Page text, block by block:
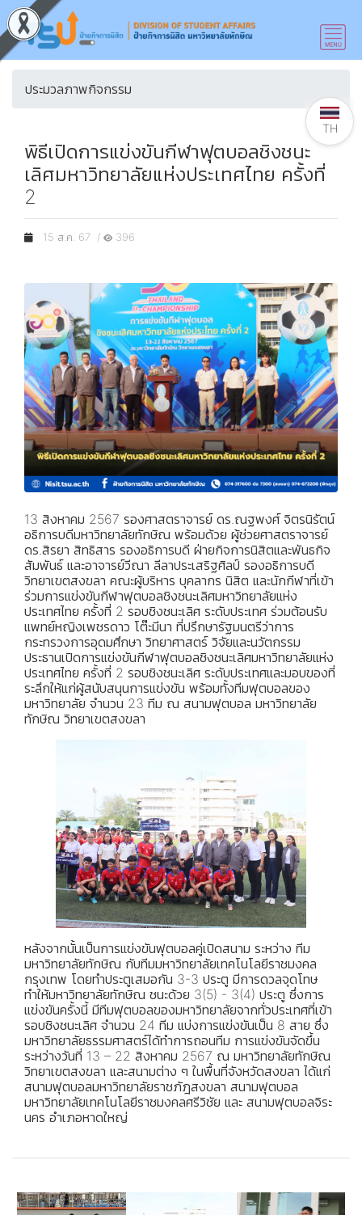
ประมวลภาพกิจกรรม
พิธีเปิดการแข่งขันกีฬาฟุตบอลชิงชนะ
เลิศมหาวิทยาลัยแห่งประเทศไทย ครั้งที่
2
15 ส.ค. 67 / 396
13 สิงหาคม 2567 รองศาสตราจารย์ ดร.ณฐพงศ์ จิตรนิรัตน์
อธิการบดีมหาวิทยาลัยทักษิณ พร้อมด้วย ผู้ช่วยศาสตราจารย์
ดร.สิรยา สิทธิสาร รองอธิการบดี ฝ่ายกิจการนิสิตและพันธกิจ
สัมพันธ์ และอาจารย์วีณา ลีลาประเสริฐศิลป์ รองอธิการบดี
วิทยาเขตสงขลา คณะผู้บริหาร บุคลากร นิสิต และนักกีฬาที่เข้า
ร่วมการแข่งขันกีฬาฟุตบอลชิงชนะเลิศมหาวิทยาลัยแห่ง
ประเทศไทย ครั้งที่ 2 รอบชิงชนะเลิศ ระดับประเทศ ร่วมต้อนรับ
แพทย์หญิงเพชรดาว โต๊ะมีนา ที่ปรึกษารัฐมนตรีว่าการ
กระทรวงการอุดมศึกษา วิทยาศาสตร์ วิจัยและนวัตกรรม
ประธานเปิดการแข่งขันกีฬาฟุตบอลชิงชนะเลิศมหาวิทยาลัยแห่ง
ประเทศไทย ครั้งที่ 2 รอบชิงชนะเลิศ ระดับประเทศและมอบของที่
ระลึกให้แก่ผู้สนับสนุนการแข่งขัน พร้อมทั้งทีมฟุตบอลของ
มหาวิทยาลัย จำนวน 23 ทีม ณ สนามฟุตบอล มหาวิทยาลัย
ทักษิณ วิทยาเขตสงขลา
หลังจากนั้นเป็นการแข่งขันฟุตบอลคู่เปิดสนาม ระหว่าง ทีม
มหาวิทยาลัยทักษิณ กับทีมมหาวิทยาลัยเทคโนโลยีราชมงคล
กรุงเทพ โดยทำประตูเสมอกัน 3-3 ประตู มีการดวลจุดโทษ
ทำให้มหาวิทยาลัยทักษิณ ชนะด้วย 3(5) - 3(4) ประตู ซึ่งการ
แข่งขันครั้งนี้ มีทีมฟุตบอลของมหาวิทยาลัยจากทั่วประเทศที่เข้า
รอบชิงชนะเลิศ จำนวน 24 ทีม แบ่งการแข่งขันเป็น 8 สาย ซึ่ง
มหาวิทยาลัยธรรมศาสตร์ได้ทำการถอนทีม การแข่งขันจัดขึ้น
ระหว่างวันที่ 13 – 22 สิงหาคม 2567 ณ มหาวิทยาลัยทักษิณ
วิทยาเขตสงขลา และสนามต่าง ๆ ในพื้นที่จังหวัดสงขลา ได้แก่
สนามฟุตบอลมหาวิทยาลัยราชภัฎสงขลา สนามฟุตบอล
มหาวิทยาลัยเทคโนโลยีราชมงคลศรีวิชัย และ สนามฟุตบอลจิระ
นคร อำเภอหาดใหญ่
TH